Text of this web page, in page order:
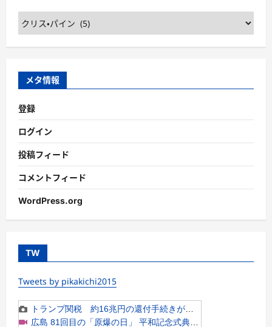
カ
テ
ゴ
ー
メタ情報
登録
ログイン
投稿フィード
コメントフィード
WordPress.org
TW
Tweets by pikakichi2015